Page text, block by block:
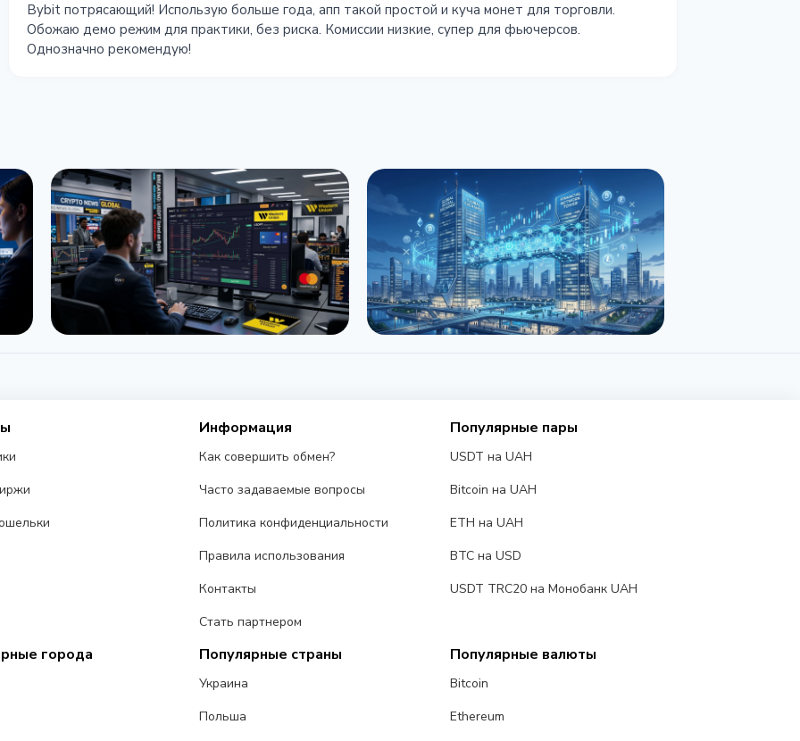
Bybit потрясающий! Использую больше года, апп такой простой и куча монет для торговли.
Обожаю демо режим для практики, без риска. Комиссии низкие, супер для фьючерсов.
Однозначно рекомендую!
15 марта 2026 г.3 мин
Информация
Как совершить обмен?
Часто задаваемые вопросы
Политика конфиденциальности
Правила использования
Контакты
Стать партнером
Популярные пары
USDT на UAH
Bitcoin на UAH
ETH на UAH
BTC на USD
USDT TRC20 на Монобанк UAH
города Популярные страны
Украина
Польша
Популярные валюты
Bitcoin
Ethereum